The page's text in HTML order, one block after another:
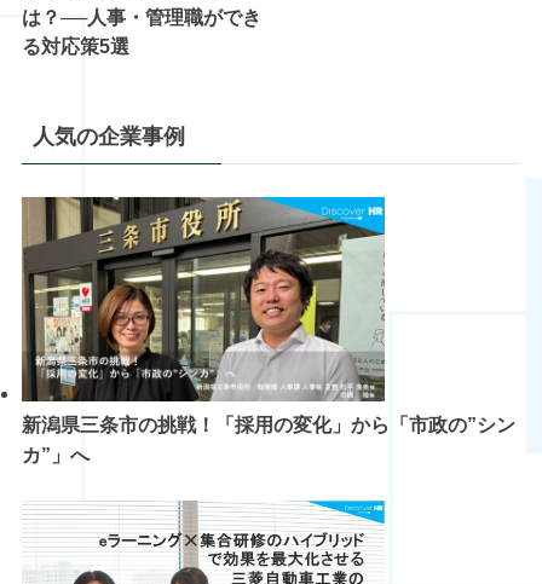
は？──人事・管理職ができ
る対応策5選
人気の企業事例
新潟県三条市の挑戦！「採用の変化」から「市政の”シン
カ”」へ